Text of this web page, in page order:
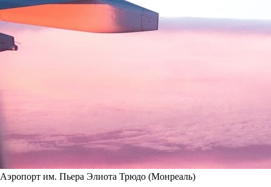
Аэропорт им. Пьера Элиота Трюдо (Монреаль)